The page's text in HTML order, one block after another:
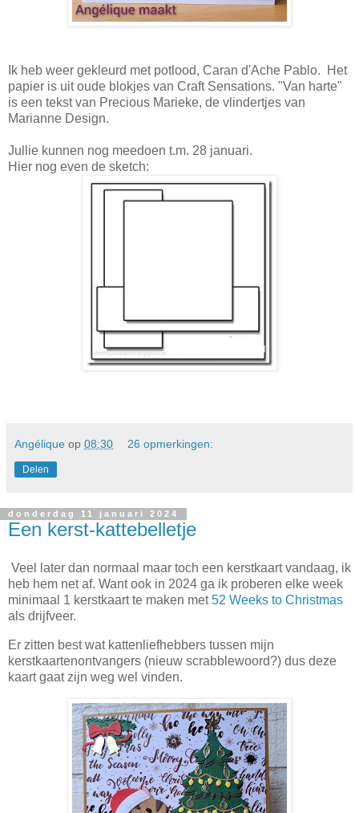
Ik heb weer gekleurd met potlood, Caran d'Ache Pablo. Het
papier is uit oude blokjes van Craft Sensations. "Van harte"
is een tekst van Precious Marieke, de vlindertjes van
Marianne Design.
Jullie kunnen nog meedoen t.m. 28 januari.
Hier nog even de sketch:
Angélique op 08:30 26 opmerkingen:
Delen
donderdag 11 januari 2024
Een kerst-kattebelletje
Veel later dan normaal maar toch een kerstkaart vandaag, ik
heb hem net af. Want ook in 2024 ga ik proberen elke week
minimaal 1 kerstkaart te maken met52 Weeks to Christmas
als drijfveer.
Er zitten best wat kattenliefhebbers tussen mijn
kerstkaartenontvangers (nieuw scrabblewoord?) dus deze
kaart gaat zijn weg wel vinden.